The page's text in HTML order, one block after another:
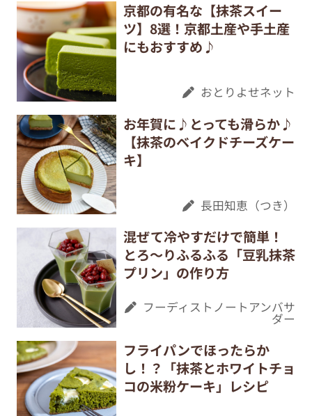
京都の有名な【抹茶スイー
ツ】8選！京都土産や手土産
にもおすすめ♪
おとりよせネット
お年賀に♪とっても滑らか♪
【抹茶のベイクドチーズケー
キ】
長田知恵（つき）
混ぜて冷やすだけで簡単！
とろ～りふるふる「豆乳抹茶
プリン」の作り方
フーディストノートアンバサ
ダー
フライパンでほったらか
し！？「抹茶とホワイトチョ
コの米粉ケーキ」レシピ